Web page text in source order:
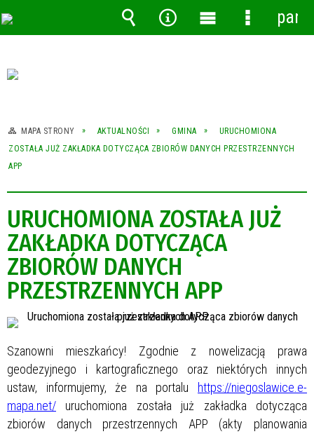
MAPA STRONY AKTUALNOŚCI GMINA
URUCHOMIONA
ZOSTAŁA JUŻ ZAKŁADKA DOTYCZĄCA ZBIORÓW DANYCH PRZESTRZENNYCH
APP
URUCHOMIONA ZOSTAŁA JUŻ
ZAKŁADKA DOTYCZĄCA
ZBIORÓW DANYCH
PRZESTRZENNYCH APP
Szanowni mieszkańcy! Zgodnie z nowelizacją prawa
geodezyjnego i kartograficznego oraz niektórych innych
ustaw, informujemy, że na portalu https://niegoslawice.e-
mapa.net/ uruchomiona została już zakładka dotycząca
zbiorów danych przestrzennych APP (akty planowania
Wyszukiwarka
Narzędzia
MenuMenu